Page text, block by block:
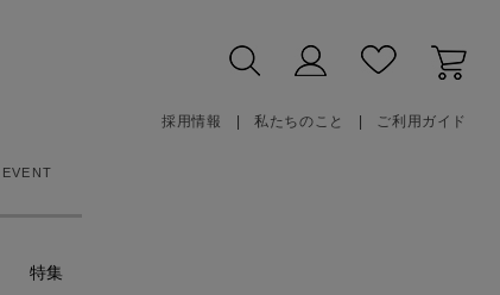
採用情報 私たちのこと ご利用ガイド
EVENT
特集